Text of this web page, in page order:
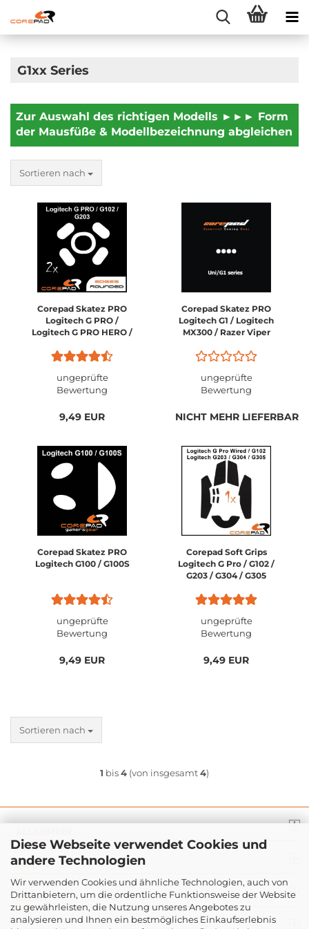
Diese Webseite verwendet Cookies und
andere Technologien
Wir verwenden Cookies und ähnliche Technologien, auch von
Drittanbietern, um die ordentliche Funktionsweise der Website
zu gewährleisten, die Nutzung unseres Angebotes zu
analysieren und Ihnen ein bestmögliches Einkaufserlebnis
G1xx Series
Zur Auswahl des richtigen Modells ►►► Form
der Mausfüße & Modellbezeichnung abgleichen
Sortieren nach
Corepad Skatez PRO
Logitech G PRO /
Logitech G PRO HERO /
Logitech G203 Prodigy
ungeprüfte
Bewertung
9,49 EUR
Corepad Skatez PRO
Logitech G1 / Logitech
MX300 / Razer Viper
ungeprüfte
Bewertung
NICHT MEHR LIEFERBAR
Corepad Skatez PRO
Logitech G100 / G100S
ungeprüfte
Bewertung
9,49 EUR
Corepad Soft Grips
Logitech G Pro / G102 /
G203 / G304 / G305
ungeprüfte
Bewertung
9,49 EUR
Sortieren nach
1 bis4 (von insgesamt4)
INFO
RECHT